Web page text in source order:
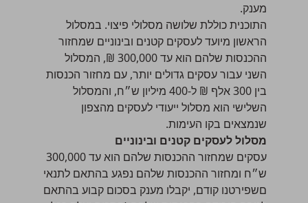
מענק.
התוכנית כוללת שלושה מסלולי פיצוי. במסלול
הראשון מיועד לעסקים קטנים ובינוניים שמחזור
ההכנסות שלהם הוא עד 300,000 ₪, המסלול
השני עבור עסקים גדולים יותר, עם מחזור הכנסות
בין 300 אלף ₪ ל-400 מיליון ש״ח, והמסלול
השלישי הוא מסלול ייעודי לעסקים מהצפון
שנמצאים בקו העימות.
מסלול לעסקים קטנים ובינוניים
עסקים שמחזור ההכנסות שלהם הוא עד 300,000
ש״ח ומחזור ההכנסות שלהם נפגע בהתאם לתנאי
םשפירטנו קודם, יקבלו מענק בסכום קבוע בהתאם